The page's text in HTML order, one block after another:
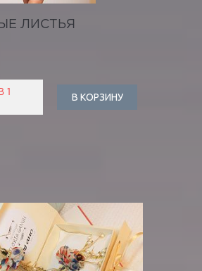
ЛИСТЬЯ
1
В КОРЗИНУ